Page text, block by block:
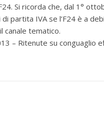
Si ricorda che, dal 1°
partita IVA se l’F24 è a
canale tematico.
– Ritenute su conguaglio